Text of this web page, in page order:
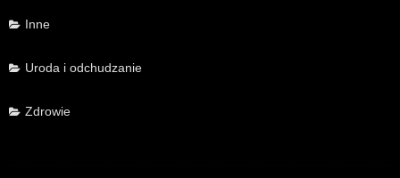
Inne
Uroda i odchudzanie
Zdrowie